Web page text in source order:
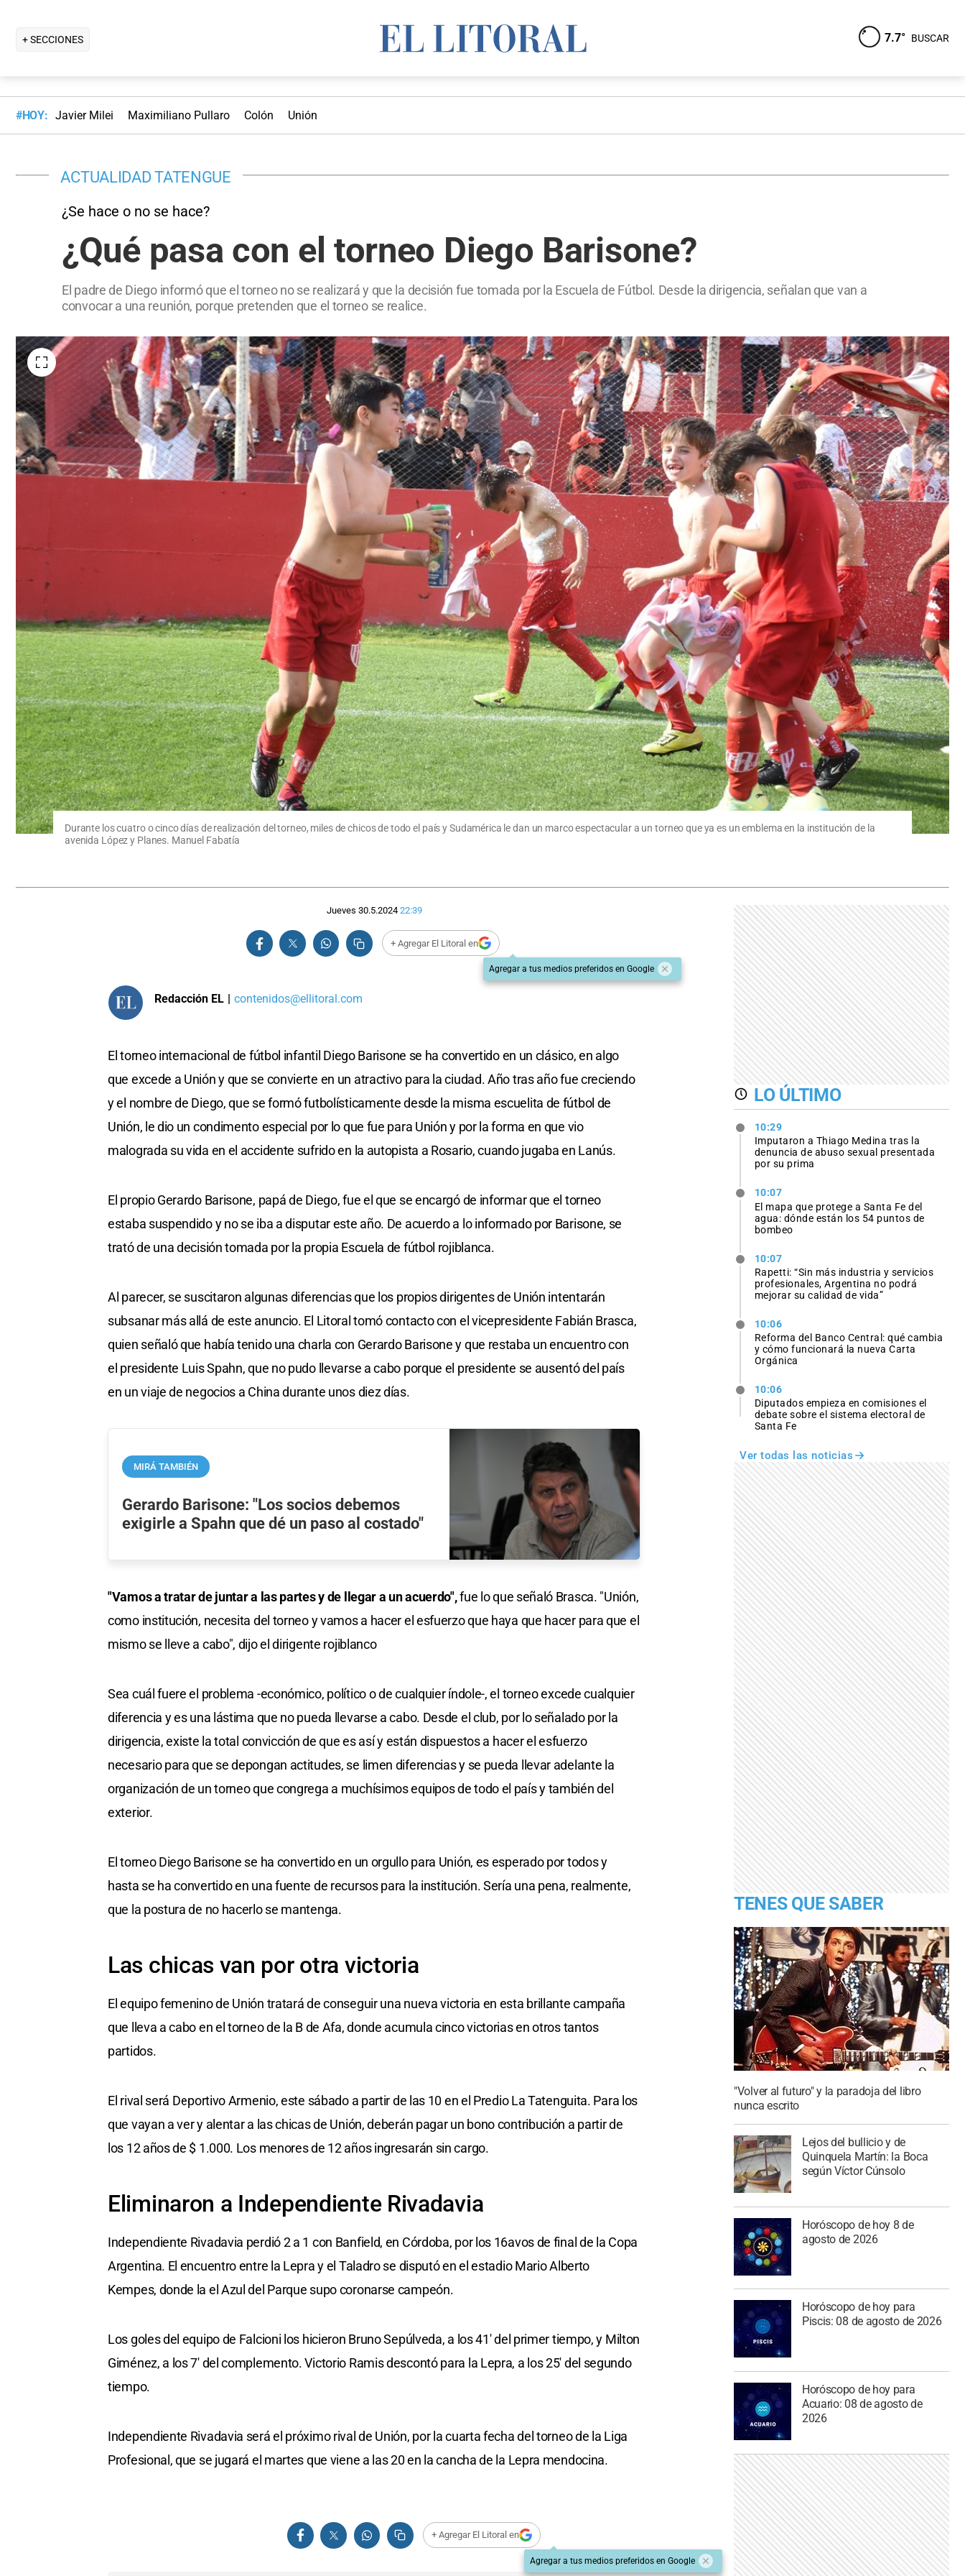
+ SECCIONES 7.7° BUSCAR
#HOY: Javier Milei Maximiliano Pullaro Colón Unión
ACTUALIDAD TATENGUE
¿Se hace o no se hace?
¿Qué pasa con el torneo Diego Barisone?
El padre de Diego informó que el torneo no se realizará y que la decisión fue tomada por la Escuela de Fútbol. Desde la dirigencia, señalan que van a
convocar a una reunión, porque pretenden que el torneo se realice.
Durante los cuatro o cinco días de realización del torneo, miles de chicos de todo el país y Sudamérica le dan un marco espectacular a un torneo que ya es un emblema en la institución de la
avenida López y Planes. Manuel Fabatía
Jueves 30.5.2024 22:39
+ Agregar El Litoral en
Agregar a tus medios preferidos en Google
Redacción EL | contenidos@ellitoral.com
El torneo internacional de fútbol infantil Diego Barisone se ha convertido en un clásico, en algo
que excede a Unión y que se convierte en un atractivo para la ciudad. Año tras año fue creciendo
y el nombre de Diego, que se formó futbolísticamente desde la misma escuelita de fútbol de
Unión, le dio un condimento especial por lo que fue para Unión y por la forma en que vio
malograda su vida en el accidente sufrido en la autopista a Rosario, cuando jugaba en Lanús.
El propio Gerardo Barisone, papá de Diego, fue el que se encargó de informar que el torneo
estaba suspendido y no se iba a disputar este año. De acuerdo a lo informado por Barisone, se
trató de una decisión tomada por la propia Escuela de fútbol rojiblanca.
Al parecer, se suscitaron algunas diferencias que los propios dirigentes de Unión intentarán
subsanar más allá de este anuncio. El Litoral tomó contacto con el vicepresidente Fabián Brasca,
quien señaló que había tenido una charla con Gerardo Barisone y que restaba un encuentro con
el presidente Luis Spahn, que no pudo llevarse a cabo porque el presidente se ausentó del país
en un viaje de negocios a China durante unos diez días.
MIRÁ TAMBIÉN
Gerardo Barisone: "Los socios debemos
exigirle a Spahn que dé un paso al costado"
"Vamos a tratar de juntar a las partes y de llegar a un acuerdo",fue lo que señaló Brasca. "Unión,
como institución, necesita del torneo y vamos a hacer el esfuerzo que haya que hacer para que el
mismo se lleve a cabo", dijo el dirigente rojiblanco
Sea cuál fuere el problema -económico, político o de cualquier índole-, el torneo excede cualquier
diferencia y es una lástima que no pueda llevarse a cabo. Desde el club, por lo señalado por la
dirigencia, existe la total convicción de que es así y están dispuestos a hacer el esfuerzo
necesario para que se depongan actitudes, se limen diferencias y se pueda llevar adelante la
organización de un torneo que congrega a muchísimos equipos de todo el país y también del
exterior.
El torneo Diego Barisone se ha convertido en un orgullo para Unión, es esperado por todos y
hasta se ha convertido en una fuente de recursos para la institución. Sería una pena, realmente,
que la postura de no hacerlo se mantenga.
Las chicas van por otra victoria
El equipo femenino de Unión tratará de conseguir una nueva victoria en esta brillante campaña
que lleva a cabo en el torneo de la B de Afa, donde acumula cinco victorias en otros tantos
partidos.
El rival será Deportivo Armenio, este sábado a partir de las 10 en el Predio La Tatenguita. Para los
que vayan a ver y alentar a las chicas de Unión, deberán pagar un bono contribución a partir de
los 12 años de $ 1.000. Los menores de 12 años ingresarán sin cargo.
Eliminaron a Independiente Rivadavia
Independiente Rivadavia perdió 2 a 1 con Banfield, en Córdoba, por los 16avos de final de la Copa
Argentina. El encuentro entre la Lepra y el Taladro se disputó en el estadio Mario Alberto
Kempes, donde la el Azul del Parque supo coronarse campeón.
Los goles del equipo de Falcioni los hicieron Bruno Sepúlveda, a los 41' del primer tiempo, y Milton
Giménez, a los 7' del complemento. Victorio Ramis descontó para la Lepra, a los 25' del segundo
tiempo.
Independiente Rivadavia será el próximo rival de Unión, por la cuarta fecha del torneo de la Liga
Profesional, que se jugará el martes que viene a las 20 en la cancha de la Lepra mendocina.
+ Agregar El Litoral en
Agregar a tus medios preferidos en Google
LO ÚLTIMO
10:29
Imputaron a Thiago Medina tras la
denuncia de abuso sexual presentada
por su prima
10:07
El mapa que protege a Santa Fe del
agua: dónde están los 54 puntos de
bombeo
10:07
Rapetti: “Sin más industria y servicios
profesionales, Argentina no podrá
mejorar su calidad de vida”
10:06
Reforma del Banco Central: qué cambia
y cómo funcionará la nueva Carta
Orgánica
10:06
Diputados empieza en comisiones el
debate sobre el sistema electoral de
Santa Fe
Ver todas las noticias
TENES QUE SABER
"Volver al futuro" y la paradoja del libro
nunca escrito
Lejos del bullicio y de
Quinquela Martín: la Boca
según Víctor Cúnsolo
Horóscopo de hoy 8 de
agosto de 2026
Horóscopo de hoy para
Piscis: 08 de agosto de 2026
Horóscopo de hoy para
Acuario: 08 de agosto de
2026